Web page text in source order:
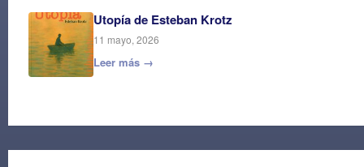
Utopía de Esteban Krotz
11 mayo, 2026
Leer más →